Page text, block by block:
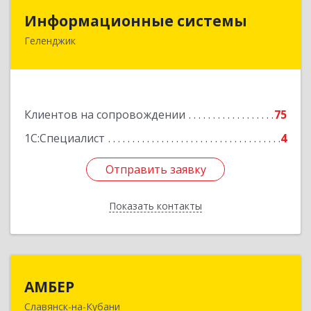
Информационные системы
Геленджик
Клиентов на сопровождении
75
1С:Специалист
4
Отправить заявку
Показать контакты
353475, Краснодарский край, Геленджик г,
Отправить заявку
Назад
АМБЕР
Славянск-на-Кубани